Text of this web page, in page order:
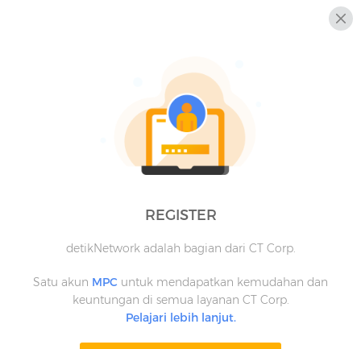
REGISTER
detikNetwork adalah bagian dari CT Corp.
Satu akun MPC untuk mendapatkan kemudahan dan
keuntungan di semua layanan CT Corp.
Pelajari lebih lanjut.